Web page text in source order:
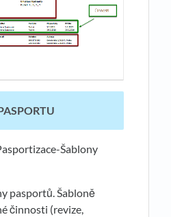
Šablony
pasportů. Šabloně
činnosti (revize,